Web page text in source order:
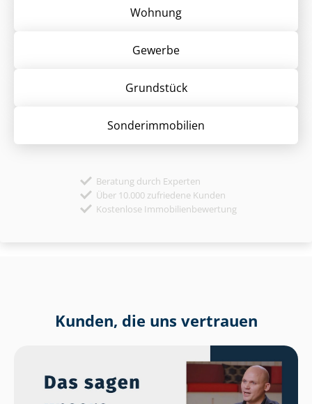
Wohnung
Gewerbe
Grund­stück
Sonder­immobilien
Beratung durch Experten
Über 10.000 zufriedene Kunden
Kostenlose Immobilienbewertung
Kunden, die uns vertrauen